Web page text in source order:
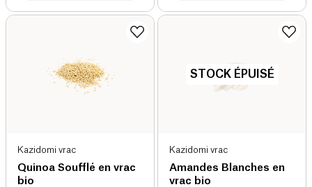
Kazidomi vrac
Quinoa Soufflé en vrac
bio
STOCK ÉPUISÉ
Kazidomi vrac
Amandes Blanches en
vrac bio